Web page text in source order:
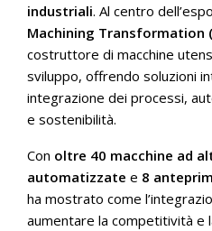
industriali. Al centro
Machining Transformation
costruttore di macchine
sviluppo, offrendo soluzioni
integrazione dei processi,
e sostenibilità.
Con oltre 40 macchine ad
automatizzate e 8
ha mostrato come
aumentare la competitività e